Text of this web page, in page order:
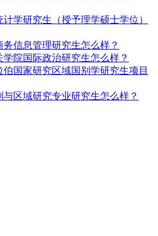
计学研究生（授予理学硕士学位）
务信息管理研究生怎么样？
学院国际政治研究生怎么样？
伯国家研究区域国别学研究生项目
与区域研究专业研究生怎么样？